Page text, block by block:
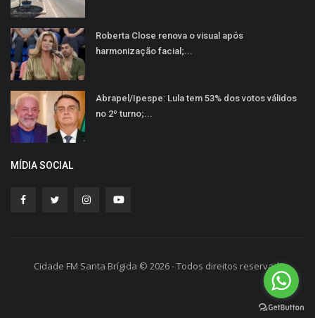
Roberta Close renova o visual após
harmonização facial;...
Abrapel/Ipespe: Lula tem 53% dos votos válidos
no 2º turno;...
MÍDIA SOCIAL
Cidade FM Santa Brígida © 2026 - Todos direitos reservados.